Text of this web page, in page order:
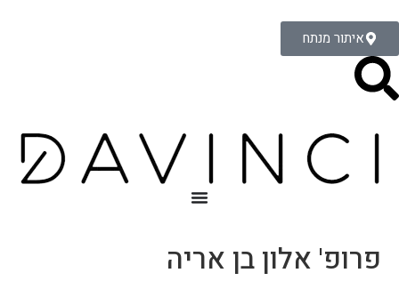
איתור מנתח
פרופ' אלון בן אריה